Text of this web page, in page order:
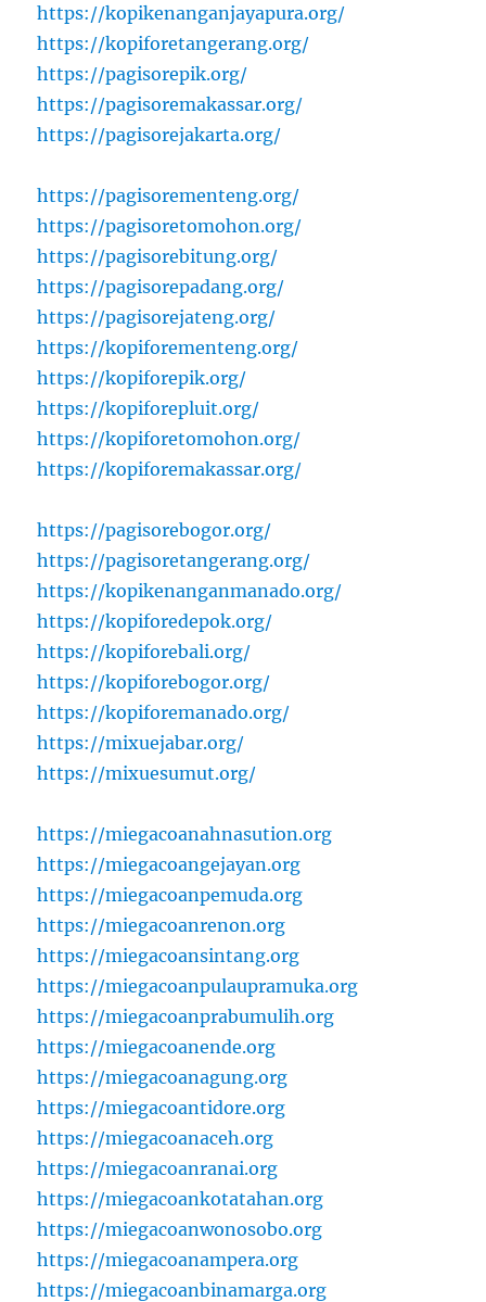
https://kopikenanganjayapura.org/
https://kopiforetangerang.org/
https://pagisorepik.org/
https://pagisoremakassar.org/
https://pagisorejakarta.org/
https://pagisorementeng.org/
https://pagisoretomohon.org/
https://pagisorebitung.org/
https://pagisorepadang.org/
https://pagisorejateng.org/
https://kopiforementeng.org/
https://kopiforepik.org/
https://kopiforepluit.org/
https://kopiforetomohon.org/
https://kopiforemakassar.org/
https://pagisorebogor.org/
https://pagisoretangerang.org/
https://kopikenanganmanado.org/
https://kopiforedepok.org/
https://kopiforebali.org/
https://kopiforebogor.org/
https://kopiforemanado.org/
https://mixuejabar.org/
https://mixuesumut.org/
https://miegacoanahnasution.org
https://miegacoangejayan.org
https://miegacoanpemuda.org
https://miegacoanrenon.org
https://miegacoansintang.org
https://miegacoanpulaupramuka.org
https://miegacoanprabumulih.org
https://miegacoanende.org
https://miegacoanagung.org
https://miegacoantidore.org
https://miegacoanaceh.org
https://miegacoanranai.org
https://miegacoankotatahan.org
https://miegacoanwonosobo.org
https://miegacoanampera.org
https://miegacoanbinamarga.org